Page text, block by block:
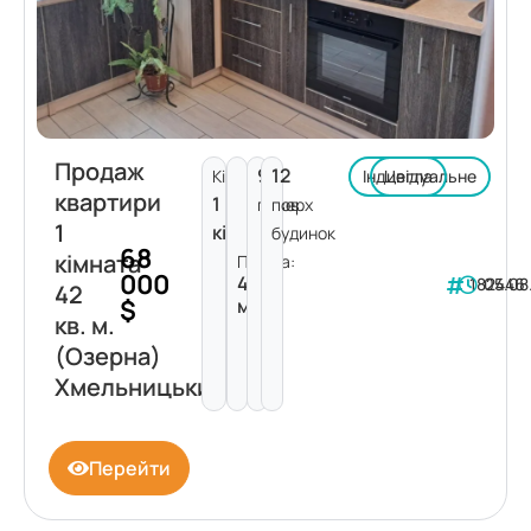
Продаж
квартири
1
кімната
42
кв. м.
(Озерна)
Хмельницький
68
000
$
Кімнат:
1
кімната
Площа:
42
м²
9
поверх
12
пов.
будинок
Індивідуальне
Цегла
182446
Перейти